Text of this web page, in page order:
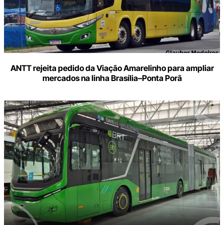
ANTT rejeita pedido da Viação Amarelinho para ampliar
mercados na linha Brasília–Ponta Porã